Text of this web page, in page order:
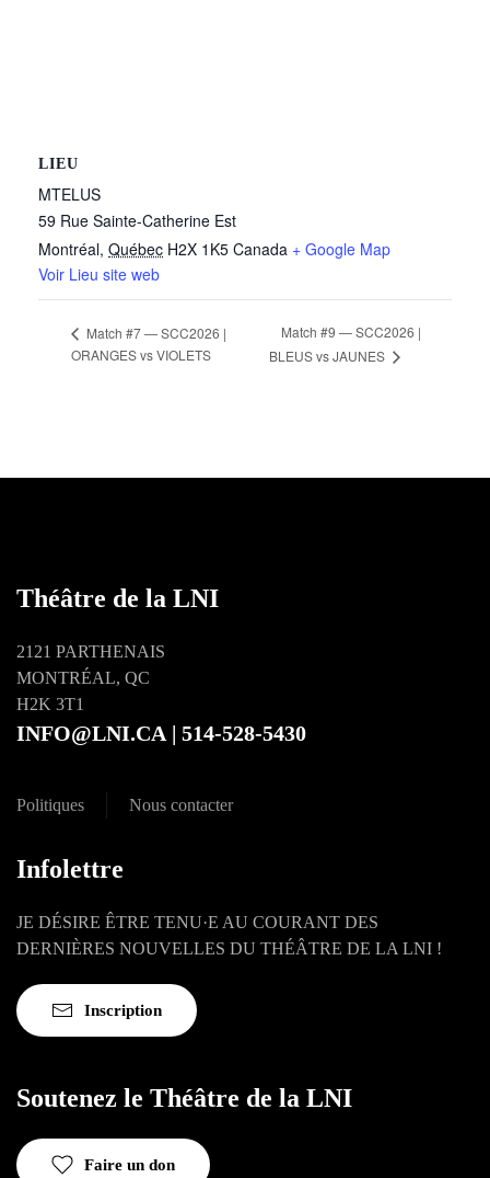
LIEU
MTELUS
59 Rue Sainte-Catherine Est
Montréal, Québec H2X 1K5 Canada + Google Map
Voir Lieu site web
Match #7 — SCC2026 |
ORANGES vs VIOLETS
Match #9 — SCC2026 |
BLEUS vs JAUNES
Théâtre de la LNI
2121 PARTHENAIS
MONTRÉAL, QC
H2K 3T1
INFO@LNI.CA | 514-528-5430
Politiques Nous contacter
Infolettre
JE DÉSIRE ÊTRE TENU·E AU COURANT DES
DERNIÈRES NOUVELLES DU THÉÂTRE DE LA LNI !
Inscription
Soutenez le Théâtre de la LNI
Faire un don